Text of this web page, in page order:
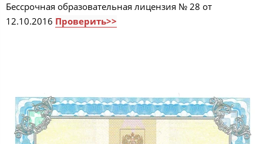
Бессрочная образовательная лицензия № 28 от
12.10.2016 Проверить>>